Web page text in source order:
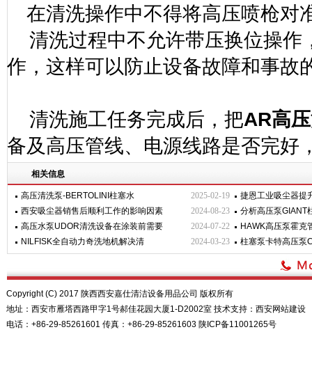
在清洗操作中不得将高压喷枪对
清洗过程中不允许带压换位操
作，这样可以防止设备故障和事故
清洗施工任务完成后，把AR高
备及高压管线、电源线路是否完好
相关信息
2025-02-19
高压清洗泵-BERTOLINI柱塞水
捷恩工业吸尘器提
2024-08-23
西安吸尘器销售后顺利工作的影响因素
分析高压泵GIANT
2024-07-22
高压水泵UDOR清洗设备在涂装前需要
HAWK高压泵霍克
2024-03-23
NILFISK全自动力奇洗地机解决清 柱塞泵卡特高压泵
Copyright (C) 2017 陕西西安嘉仕清洁设备用品公司 版权所有
地址：西安市雁塔西路甲字1号郝佳花园大厦1-D2002室 技术支持： 西安网站建设
电话：+86-29-85261601 传真：+86-29-85261603 陕ICP备11001265号